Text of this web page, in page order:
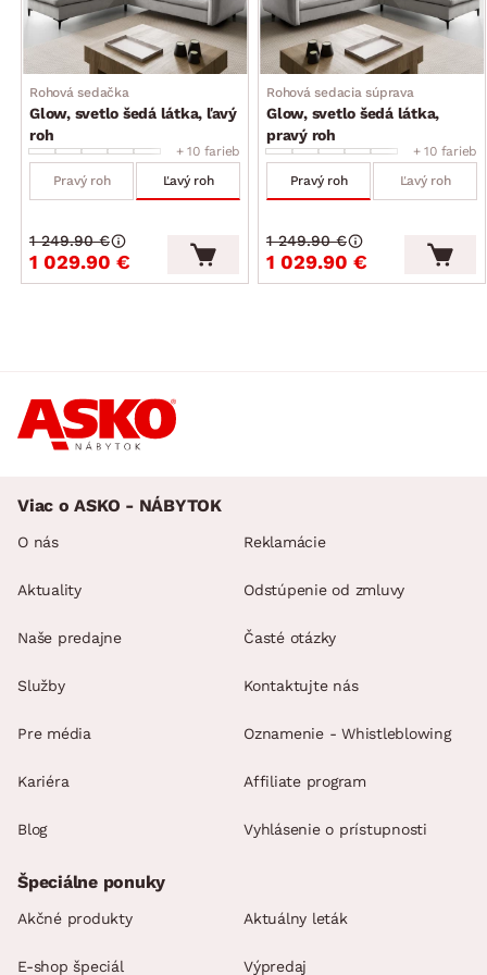
úložný priestor (pod otomanom, vyklápacia kovová
konštrukcia)
moderný trendy design
dodávané v čiastočnom demonte
Rohová sedačka
Glow, svetlo šedá látka, ľavý
roh
+ 10 farieb
Pravý roh
Ľavý roh
1 029.90 €
1 249.90 €
Rohová sedacia súprava
Glow, svetlo šedá látka,
pravý roh
+ 10 farieb
Pravý roh
Ľavý roh
1 029.90 €
1 249.90 €
Viac o ASKO - NÁBYTOK
O nás
Aktuality
Naše predajne
Služby
Pre média
Kariéra
Blog
Reklamácie
Odstúpenie od zmluvy
Časté otázky
Kontaktujte nás
Oznamenie - Whistleblowing
Affiliate program
Vyhlásenie o prístupnosti
Špeciálne ponuky
Akčné produkty Aktuálny leták
E-shop špeciál Výpredaj